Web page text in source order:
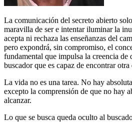
La comunicación del secreto abierto
maravilla de ser e intentar iluminar la
acepta ni rechaza las enseñanzas del
pero expondrá, sin compromiso, el
fundamental que impulsa la creencia de
buscador que es capaz de encontrar
La vida no es una tarea. No hay
excepto la comprensión de que no hay
alcanzar.
Lo que se busca queda oculto al